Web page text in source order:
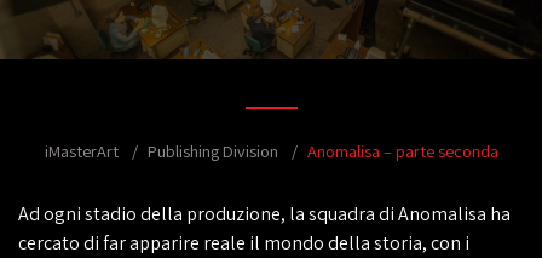
iMasterArt Publishing Division Anomalisa – parte seconda
Ad ogni stadio della produzione, la squadra di Anomalisa ha
cercato di far apparire reale il mondo della storia, con i